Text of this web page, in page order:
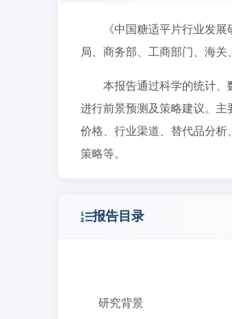
《中国糖适平片行业发
局、商务部、工商部门、海关
本报告通过科学的统计
进行前景预测及策略建议。
价格、行业渠道、替代品分
策略等。
报告目录
研究背景